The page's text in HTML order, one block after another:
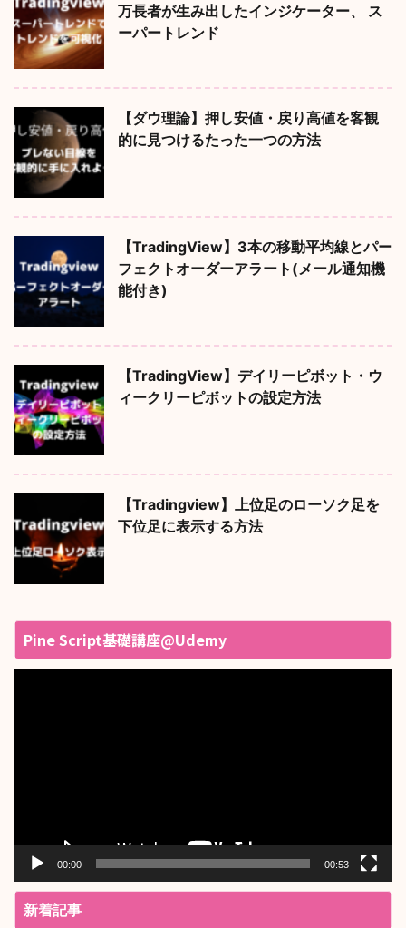
万長者が生み出したインジケーター、 ス
ーパートレンド
【ダウ理論】押し安値・戻り高値を客観
的に見つけるたった一つの方法
【TradingView】3本の移動平均線とパー
フェクトオーダーアラート(メール通知機
能付き)
【TradingView】デイリーピボット・ウ
ィークリーピボットの設定方法
【Tradingview】上位足のローソク足を
下位足に表示する方法
Pine Script基礎講座@Udemy
00:00 00:53
新着記事